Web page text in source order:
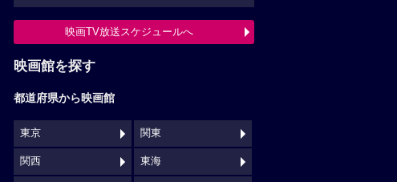
映画TV放送スケジュールへ
映画館を探す
都道府県から映画館
東京 関東
関西 東海